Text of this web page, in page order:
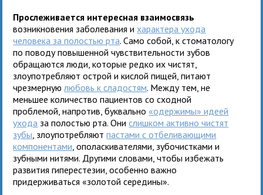
Прослеживается интересная взаимосвязь
возникновения заболевания и характера ухода
человека за полостью рта. Само собой, к стоматологу
по поводу повышенной чувствительности зубов
обращаются люди, которые редко их чистят,
злоупотребляют острой и кислой пищей, питают
чрезмернуюлюбовь к сладостям. Между тем, не
меньшее количество пациентов со сходной
проблемой, напротив, буквально «одержимы» идеей
ухода за полостью рта. Онислишком активно чистят
зубы , злоупотребляютпастами с отбеливающими
компонентами , ополаскивателями, зубочистками и
зубными нитями. Другими словами, чтобы избежать
развития гиперестезии, особенно важно
придерживаться «золотой середины».